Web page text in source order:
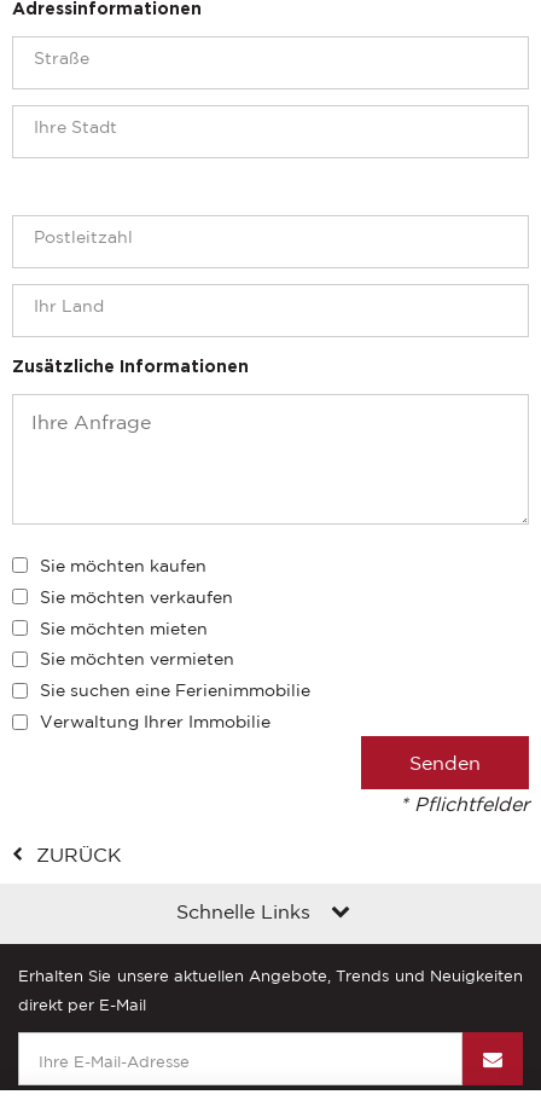
Adressinformationen
Zusätzliche Informationen
Sie möchten kaufen
Sie möchten verkaufen
Sie möchten mieten
Sie möchten vermieten
Sie suchen eine Ferienimmobilie
Verwaltung Ihrer Immobilie
* Pflichtfelder
ZURÜCK
Schnelle Links
Erhalten Sie unsere aktuellen Angebote, Trends und Neuigkeiten
direkt per E-Mail